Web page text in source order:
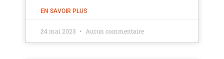
EN SAVOIR PLUS
24 mai 2023 Aucun commentaire